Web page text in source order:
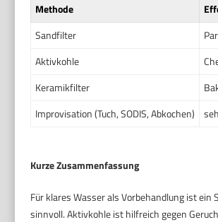
Methode
Sandfilter
Aktivkohle
Keramikfilter
Improvisation (Tuch, SODIS, Abkochen)
Kurze Zusammenfassung
Für klares Wasser als Vorbehandlung ist ein
sinnvoll. Aktivkohle ist hilfreich gegen